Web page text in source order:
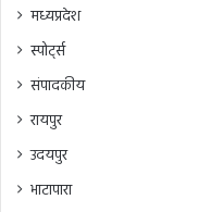
मध्यप्रदेश
स्पोर्ट्स
संपादकीय
रायपुर
उदयपुर
भाटापारा